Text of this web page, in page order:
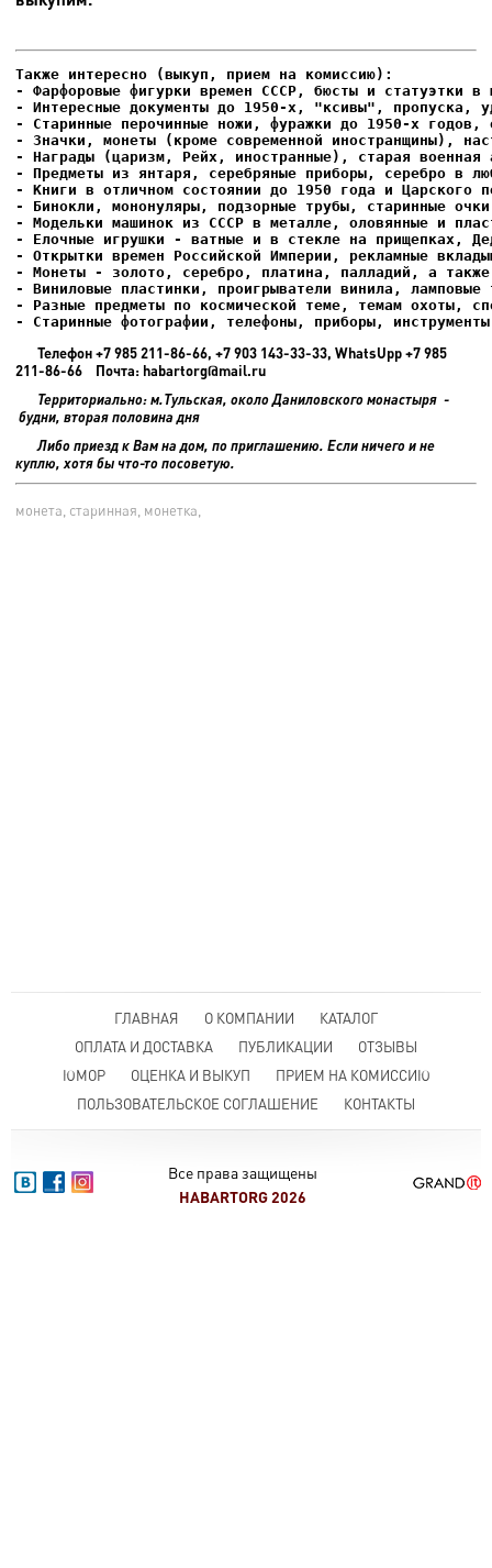
- Фарфоровые фигурки времен СССР, бюсты и статуэтки в
- Интересные документы до 1950-х, "ксивы", пропуска,
- Елочные игрушки - ватные и в стекле на прищепках,
- Старинные фотографии, телефоны, приборы,
Телефон +7 985 211-86-66, +7 903 143-33-33, WhatsUpp +7 985
211-86-66 Почта: habartorg@mail.ru
Территориально: м.Тульская, около Даниловского монастыря -
будни, вторая половина дня
Либо приезд к Вам на дом, по приглашению. Если ничего и не
куплю, хотя бы что-то посоветую.
монета, старинная, монетка,
ГЛАВНАЯ О КОМПАНИИ
КАТАЛОГ
ОПЛАТА И ДОСТАВКА
ПУБЛИКАЦИИ
ОТЗЫВЫ
ЮМОР
ОЦЕНКА И ВЫКУП
ПРИЕМ НА КОМИССИЮ
ПОЛЬЗОВАТЕЛЬСКОЕ СОГЛАШЕНИЕ
КОНТАКТЫ
Все права защищены
HABARTORG 2026